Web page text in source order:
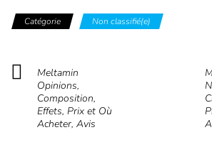
Catégorie Non classifié(e)
Meltamin
Opinions,
Composition,
Effets, Prix et Où
Acheter, Avis